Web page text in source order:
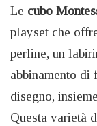
Le cubo
playset che
perline, un
abbinamento di
disegno,
Questa varietà